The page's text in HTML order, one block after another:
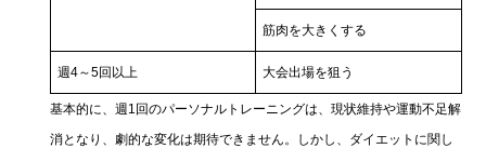
筋肉を大きくする
週4～5回以上 大会出場を狙う
基本的に、週1回のパーソナルトレーニングは、現状維持や運動不足解
消となり、劇的な変化は期待できません。しかし、ダイエットに関し